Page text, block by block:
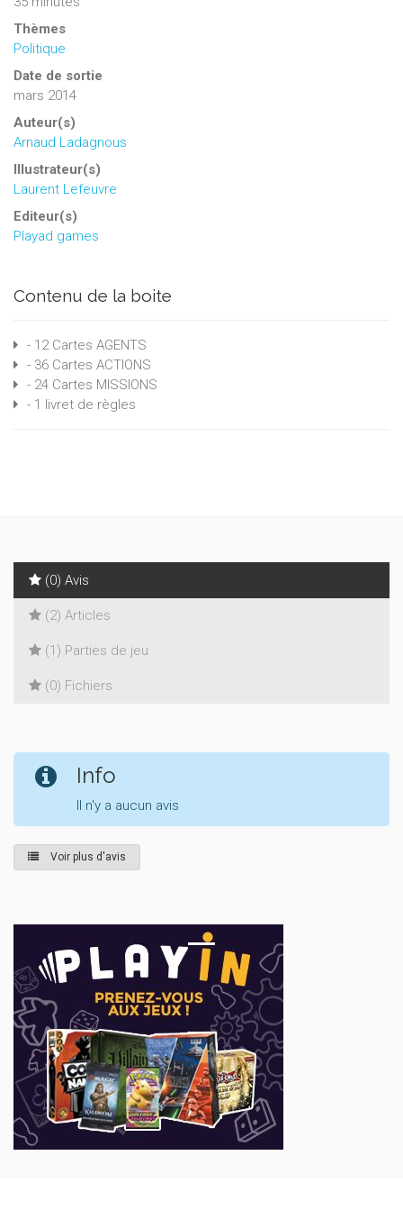
Thèmes
Politique
Date de sortie
mars 2014
Auteur(s)
Arnaud Ladagnous
Illustrateur(s)
Laurent Lefeuvre
Editeur(s)
Playad games
Contenu de la boite
- 12 Cartes AGENTS
- 36 Cartes ACTIONS
- 24 Cartes MISSIONS
- 1 livret de règles
(0) Avis
(2) Articles
(1) Parties de jeu
(0) Fichiers
Info
Il n'y a aucun avis
Voir plus d'avis